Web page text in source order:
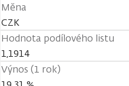
Měna
CZK
Hodnota podílového listu
1,1914
Výnos (1 rok)